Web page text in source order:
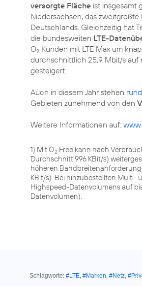
versorgte Fläche ist insgesamt
Niedersachsen, das zweitgrößte
Deutschlands. Gleichzeitig hat
die bundesweiten LTE-
O2 Kunden mit LTE Max um
durchschnittlich 25,9 Mbit/s auf
gesteigert.
Auch in diesem Jahr stehen
Gebieten zunehmend von den
Weitere Informationen auf:
1) Mit O2 Free kann nach
Durchschnitt 996 KBit/s)
höheren
KBit/s). Bei hinzubestellten Multi-
Highspeed-Datenvolumens auf
Datenvolumen).
Schlagworte: #LTE, #Marken, #Netz,